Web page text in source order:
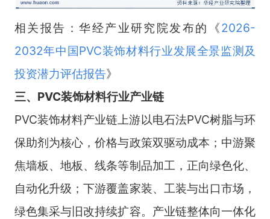
相关报告：华经产业研究院发布的《2026-
2032年中国PVC装饰材料行业发展全景监测及
投资潜力评估报告》
三、PVC装饰材料行业产业链
PVC装饰材料产业链上游以电石法PVC树脂与环
保助剂为核心，价格与政策双驱动成本；中游聚
焦墙板、地板、线条等制品加工，正向绿色化、
自动化升级；下游覆盖家装、工装与出口市场，
绿色集采与旧改持续扩容。产业链整体向一体化